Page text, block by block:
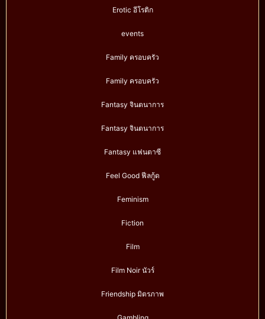
Erotic อีโรติก
events
Family ครอบครัว
Family ครอบครัว
Fantasy จินตนาการ
Fantasy จินตนาการ
Fantasy แฟนตาซี
Feel Good ฟีลกู้ด
Feminism
Fiction
Film
Film Noir นัวร์
Friendship มิตรภาพ